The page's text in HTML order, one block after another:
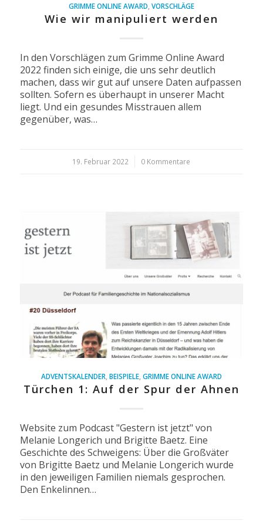
GRIMME ONLINE AWARD VORSCHLÄGE
Wie wir manipuliert werden
In den Vorschlägen zum Grimme Online Award
2022 finden sich einige, die uns sehr deutlich
machen, dass wir gut auf unsere Daten aufpassen
sollten. Sofern es überhaupt in unserer Macht
liegt. Und ein gesundes Misstrauen allem
gegenüber, was…
19. Februar 2022
/ 0 Kommentare
ADVENTSKALENDER,BEISPIELE,GRIMME ONLINE AWARD
Türchen 1: Auf der Spur der Ahnen
Website zum Podcast "Gestern ist jetzt" von
Melanie Longerich und Brigitte Baetz. Eine
Geschichte des Schweigens: Über die Großväter
von Brigitte Baetz und Melanie Longerich wurde
in den jeweiligen Familien niemals gesprochen.
Den Enkelinnen…